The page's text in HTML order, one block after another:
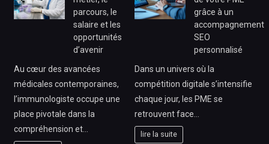
parcours, le
salaire et les
opportunités
d’avenir
Au cœur des avancées
médicales contemporaines,
l’immunologiste occupe une
place pivotale dans la
compréhension et…
grâce à un
accompagnement
SEO
personnalisé
Dans un univers où la
compétition digitale s’intensifie
chaque jour, les PME se
retrouvent face…
lire la suite